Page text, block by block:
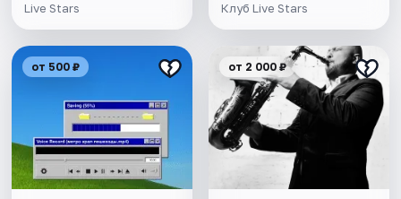
Live Stars Клуб Live Stars
от 500 ₽ от 2 000 ₽